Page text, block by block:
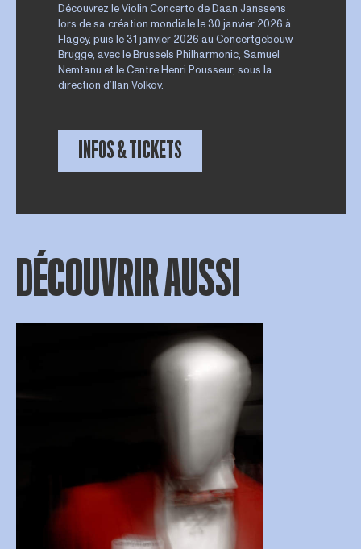
Découvrez le Violin Concerto de Daan Janssens
lors de sa création mondiale le 30 janvier 2026 à
Flagey, puis le 31 janvier 2026 au Concertgebouw
Brugge, avec le Brussels Philharmonic, Samuel
Nemtanu et le Centre Henri Pousseur, sous la
direction d’Ilan Volkov.
INFOS & TICKETS
DÉCOUVRIR AUSSI